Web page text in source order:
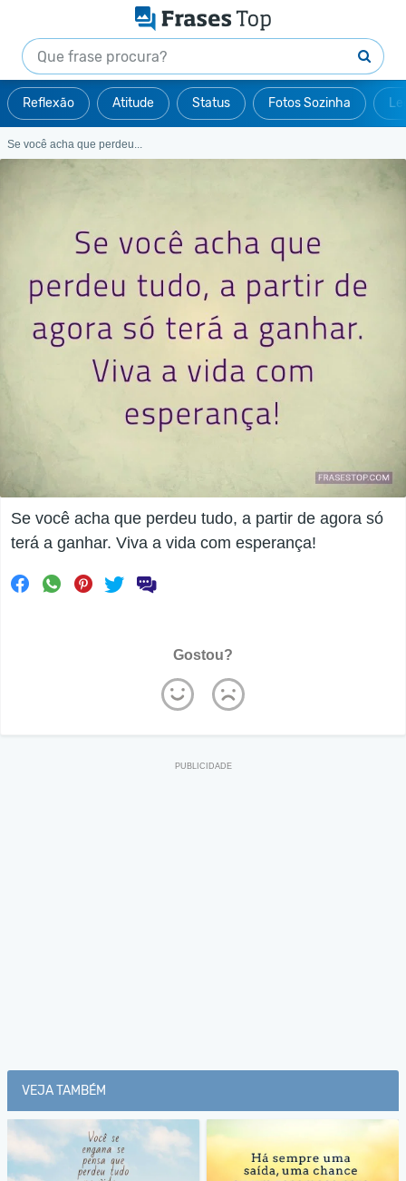
Reflexão Atitude Status Fotos Sozinha
Se você acha que perdeu...
Se você acha que perdeu tudo, a partir de agora só
terá a ganhar. Viva a vida com esperança!
Gostou?
VEJA TAMBÉM